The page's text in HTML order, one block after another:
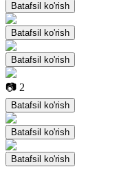
Batafsil ko'rish
Batafsil ko'rish
Batafsil ko'rish
📷 2
Batafsil ko'rish
Batafsil ko'rish
Batafsil ko'rish